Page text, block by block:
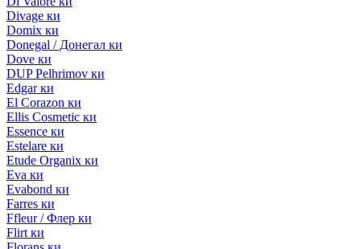
Divage ки
Domix ки
Donegal / Донегал ки
Dove ки
DUP Pelhrimov ки
Edgar ки
El Corazon ки
Ellis Cosmetic ки
Essence ки
Estelare ки
Etude Organix ки
Eva ки
Evabond ки
Farres ки
Ffleur / Флер ки
Flirt ки